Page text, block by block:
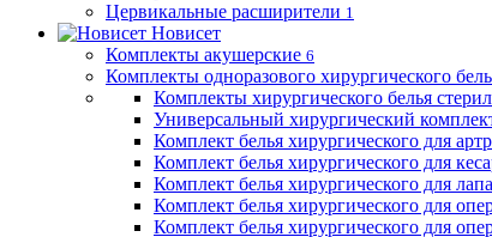
Цервикальные расширители 1
Новисет
Комплекты акушерские 6
Комплекты одноразового хирургического
Комплекты хирургического белья
Универсальный хирургический
Комплект белья хирургического для
Комплект белья хирургического для
Комплект белья хирургического для
Комплект белья хирургического для
Комплект белья хирургического для